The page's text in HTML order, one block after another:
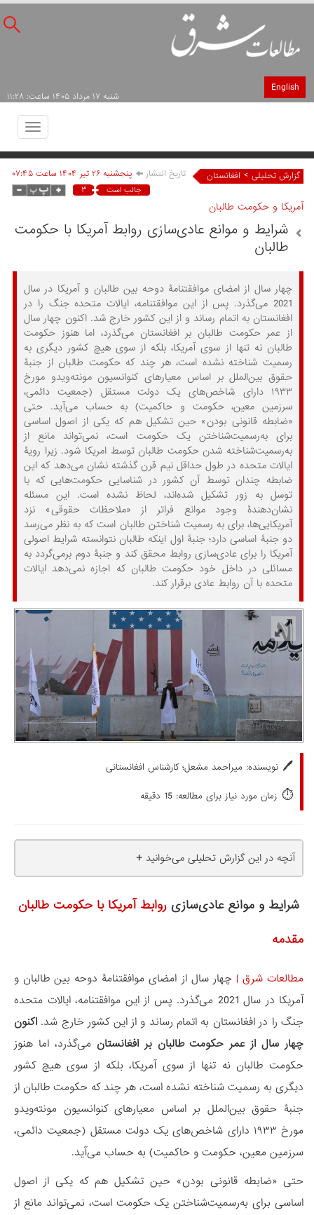
English
شنبه ۱۷ مرداد ۱۴۰۵ ساعت: ۱۱:۲۸
Toggle
گزارش تحلیلی > افغانستان تاریخ انتشار پنجشنبه ۲۶ تير ۱۴۰۴ ساعت ۰۷:۴۵
جالب است ۳
آمریکا و حکومت طالبان
شرایط و موانع عادی‌سازی روابط آمریکا با حکومت
طالبان
چهار سال از امضای موافقتنامۀ دوحه بین طالبان و آمریکا در سال
2021 می‌گذرد. پس از این موافقتنامه، ایالات متحده جنگ را در
افغانستان به اتمام رساند و از این کشور خارج شد. اکنون چهار سال
از عمر حکومت طالبان بر افغانستان می‌گذرد، اما هنوز حکومت
طالبان نه تنها از سوی آمریکا، بلکه از سوی هیچ کشور دیگری به
رسمیت شناخته نشده است، هر چند که حکومت طالبان از جنبۀ
حقوق بین‌الملل بر اساس معیارهای کنوانسیون مونته‌ویدو مورخ
۱۹۳۳ دارای شاخص‌های یک دولت مستقل (جمعیت دائمی،
سرزمین معین، حکومت و حاکمیت) به حساب می‌آید. حتی
«ضابطه قانونی‌ بودن» حین تشکیل هم که یکی از اصول اساسی
برای به‌رسمیت‌شناختن یک حکومت است، نمی‌تواند مانع از
به‌رسمیت‌شناخته شدن حکومت طالبان توسط امریکا شود. زیرا رویۀ
ایالات متحده در طول حداقل نیم قرن گذشته نشان می‌دهد که این
ضابطه چندان توسط آن کشور در شناسایی حکومت‌هایی که با
توسل به زور تشکیل شده‌اند، لحاظ نشده است. این مسئله
نشان‌دهندۀ وجود موانع فراتر از «ملاحظات حقوقی» نزد
آمریکایی‌ها، برای به رسمیت شناختن طالبان است که به نظر می‌رسد
دو جنبۀ اساسی دارد؛ جنبۀ اول اینکه طالبان نتوانسته شرایط اصولی
آمریکا را برای عادی‌سازی روابط محقق کند و جنبۀ دوم برمی‌گردد به
مسائلی در داخل خود حکومت طالبان که اجازه نمی‌دهد ایالات
متحده با آن روابط عادی برقرار کند.
🖊️ نویسنده: میراحمد مشعل؛ کارشناس افغانستانی
⏱️ زمان مورد نیاز برای مطالعه: 15 دقیقه
آنچه در این گزارش تحلیلی می‌خوانید +
شرایط و موانع عادی‌سازی روابط آمریکا با حکومت طالبان
مقدمه
مطالعات شرق | چهار سال از امضای موافقتنامۀ دوحه بین طالبان و
آمریکا در سال 2021 می‌گذرد. پس از این موافقتنامه، ایالات متحده
جنگ را در افغانستان به اتمام رساند و از این کشور خارج شد. اکنون
چهار سال از عمر حکومت طالبان بر افغانستان می‌گذرد، اما هنوز
حکومت طالبان نه تنها از سوی آمریکا، بلکه از سوی هیچ کشور
دیگری به رسمیت شناخته نشده است، هر چند که حکومت طالبان از
جنبۀ حقوق بین‌الملل بر اساس معیارهای کنوانسیون مونته‌ویدو
مورخ ۱۹۳۳ دارای شاخص‌های یک دولت مستقل (جمعیت دائمی،
سرزمین معین، حکومت و حاکمیت) به حساب می‌آید.
حتی «ضابطه قانونی‌ بودن» حین تشکیل هم که یکی از اصول
اساسی برای به‌رسمیت‌شناختن یک حکومت است، نمی‌تواند مانع از